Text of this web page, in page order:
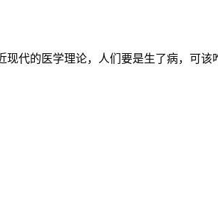
代的医学理论，人们要是生了病，可该